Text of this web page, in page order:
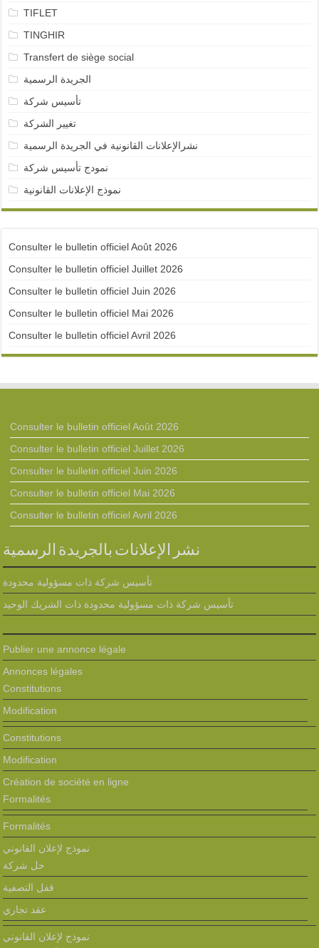
TIFLET
TINGHIR
Transfert de siège social
الجريدة الرسمية
تأسيس شركة
تغيير الشركة
نشرالإعلانات القانونية في الجريدة الرسمية
نمودج تأسيس شركة
نموذج الإعلانات القانونية
Consulter le bulletin officiel Août 2026
Consulter le bulletin officiel Juillet 2026
Consulter le bulletin officiel Juin 2026
Consulter le bulletin officiel Mai 2026
Consulter le bulletin officiel Avril 2026
Consulter le bulletin officiel Août 2026
Consulter le bulletin officiel Juillet 2026
Consulter le bulletin officiel Juin 2026
Consulter le bulletin officiel Mai 2026
Consulter le bulletin officiel Avril 2026
نشر الإعلانات بالجريدة الرسمية
تأسيس شركة ذات مسؤولية محدودة
تأسيس شركة ذات مسؤولية محدودة ذات الشريك الوحيد
Publier une annonce légale
Annonces légales
Constitutions
Modification
Constitutions
Modification
Création de société en ligne
Formalités
Formalités
نموذج لإعلان القانوني
حل شركة
قفل التصفية
عقد تجاري
نموذج لإعلان القانوني